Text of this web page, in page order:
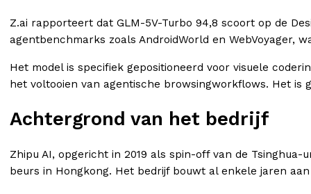
Z.ai rapporteert dat GLM-5V-Turbo 94,8 scoort op de
agentbenchmarks zoals AndroidWorld en
Het model is specifiek gepositioneerd voor visuele
het voltooien van agentische browsingworkflows. Het is
Achtergrond van het bedrijf
Zhipu AI, opgericht in 2019 als spin-off van de
beurs in Hongkong. Het bedrijf bouwt al enkele jaren